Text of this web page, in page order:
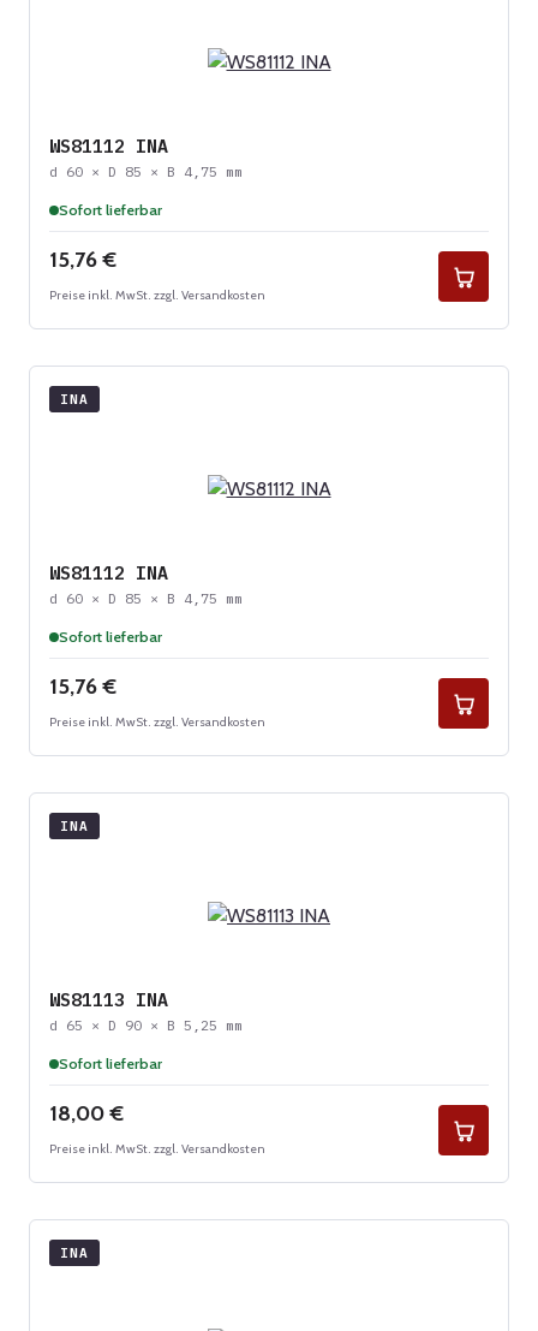
WS81112 INA
d 60 × D 85 × B 4,75 mm
Sofort lieferbar
Regulärer Preis:
15,76 €
Preise inkl. MwSt. zzgl. Versandkosten
INA
WS81112 INA
d 60 × D 85 × B 4,75 mm
Sofort lieferbar
Regulärer Preis:
15,76 €
Preise inkl. MwSt. zzgl. Versandkosten
INA
WS81113 INA
d 65 × D 90 × B 5,25 mm
Sofort lieferbar
Regulärer Preis:
18,00 €
Preise inkl. MwSt. zzgl. Versandkosten
INA